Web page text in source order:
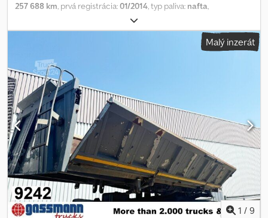
257 688 km, prvá registrácia:01/2014, typ paliva: nafta,
nafta
kabína, emisná trieda:Euro 6, Rok výroby:2014, MAN TGS 33440
kontajnerový systém 6x4 Rok výroby: 2014 Csdpfeyabqijx Alcjha
Malý inzerát
1 / 9